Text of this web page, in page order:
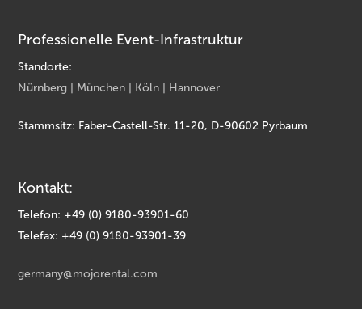
Professionelle Event-Infrastruktur
Standorte:
Nürnberg | München | Köln | Hannover
Stammsitz: Faber-Castell-Str. 11-20, D-90602 Pyrbaum
Kontakt:
Telefon: +49 (0) 9180-93901-60
Telefax: +49 (0) 9180-93901-39
germany@mojorental.com